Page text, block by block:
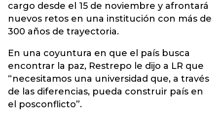
cargo desde el 15 de noviembre y afrontará
nuevos retos en una institución con más de
300 años de trayectoria.
En una coyuntura en que el país busca
encontrar la paz, Restrepo le dijo a LR que
“necesitamos una universidad que, a través
de las diferencias, pueda construir país en
el posconflicto”.